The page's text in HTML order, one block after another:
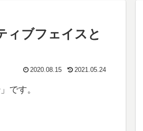
ィブフェイスと
2020.08.15 2021.05.24
」です。